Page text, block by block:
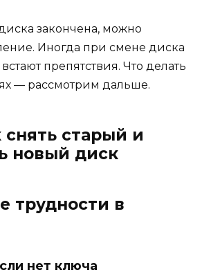
закончена, можно
Иногда при смене диска
препятствия. Что делать
— рассмотрим дальше.
снять старый и
новый диск
трудности в
нет ключа